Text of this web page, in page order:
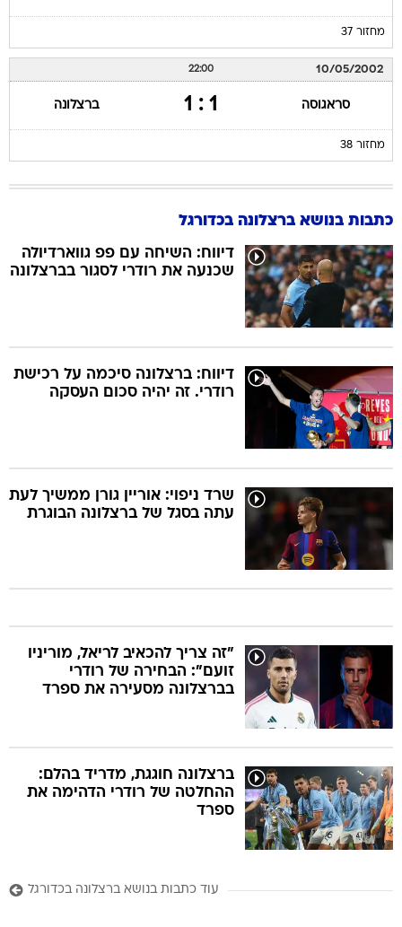
מחזור 37
10/05/2002
22:00
סראגוסה 1 : 1 ברצלונה
מחזור 38
כתבות בנושא ברצלונה בכדורגל
דיווח: השיחה עם פפ גווארדיולה
שכנעה את רודרי לסגור בברצלונה
דיווח: ברצלונה סיכמה על רכישת
רודרי. זה יהיה סכום העסקה
שרד ניפוי: אוריין גורן ממשיך לעת
עתה בסגל של ברצלונה הבוגרת
"זה צריך להכאיב לריאל, מוריניו
זועם": הבחירה של רודרי
בברצלונה מסעירה את ספרד
ברצלונה חוגגת, מדריד בהלם:
ההחלטה של רודרי הדהימה את
ספרד
עוד כתבות בנושא ברצלונה בכדורגל